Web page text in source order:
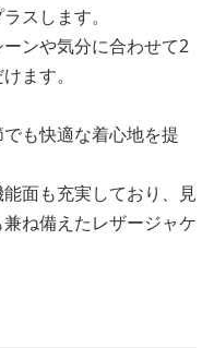
スします。
ンや気分に合わせて2
ます。
も快適な着心地を提
面も充実しており、見
ね備えたレザージャケ